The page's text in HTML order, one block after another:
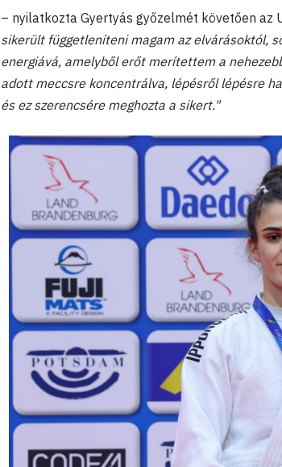
– nyilatkozta Gyertyás győzelmét követően az
sikerült függetleníteni magam az elvárásoktól,
energiává, amelyből erőt merítettem a
adott meccsre koncentrálva, lépésről lépésre
és ez szerencsére meghozta a sikert."